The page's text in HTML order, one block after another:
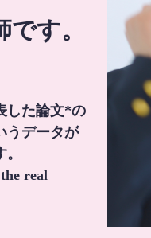
す。
した論文*の
うデータが
real